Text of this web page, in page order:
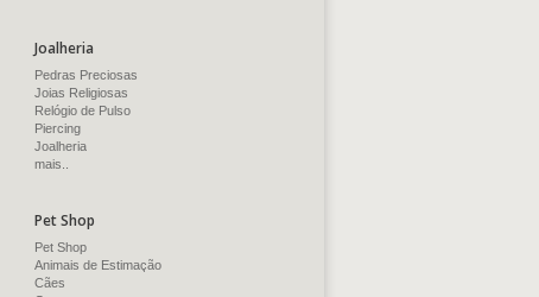
Joalheria
Pedras Preciosas
Joias Religiosas
Relógio de Pulso
Piercing
Joalheria
mais..
Pet Shop
Pet Shop
Animais de Estimação
Cães